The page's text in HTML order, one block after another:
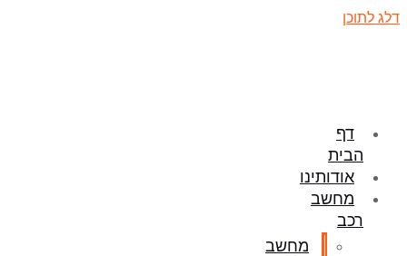
דלג לתוכן
דף
הבית
אודותינו
מחשב
רכב
מחשב